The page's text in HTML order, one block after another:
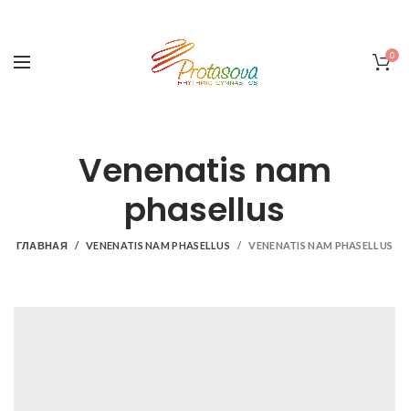
0
Venenatis nam
phasellus
ГЛАВНАЯ VENENATIS NAM PHASELLUS VENENATIS NAM PHASELLUS